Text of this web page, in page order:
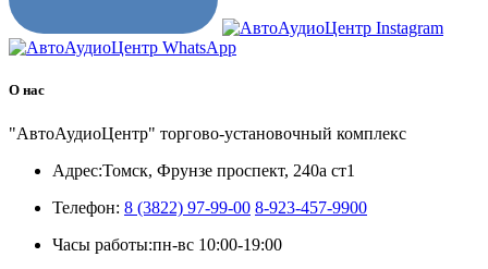
О нас
"АвтоАудиоЦентр" торгово-установочный комплекс
Адрес:Томск, Фрунзе проспект, 240а ст1
Телефон: 8 (3822) 97-99-00 8-923-457-9900
Часы работы:пн-вс 10:00-19:00